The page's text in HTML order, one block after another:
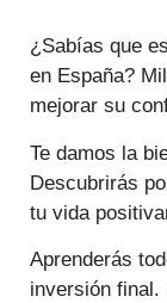
¿Sabías que
en España?
mejorar su
Te damos la
Descubrirás
tu vida
Aprenderás
inversión final.